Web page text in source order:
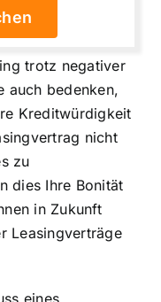
trotz negativer
auch bedenken,
Kreditwürdigkeit
nicht
zu
dies Ihre Bonität
in Zukunft
Leasingverträge